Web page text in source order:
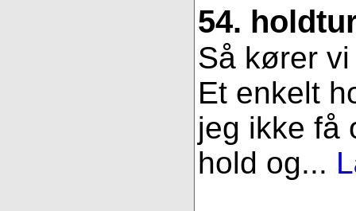
54.
Så kører
Et enkelt
jeg ikke få
hold og...